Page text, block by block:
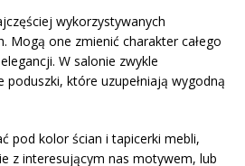
wykorzystywanych
Mogą one zmienić charakter całego
W salonie zwykle
poduszki, które uzupełniają wygodną
pod kolor ścian i tapicerki mebli,
z interesującym nas motywem, lub